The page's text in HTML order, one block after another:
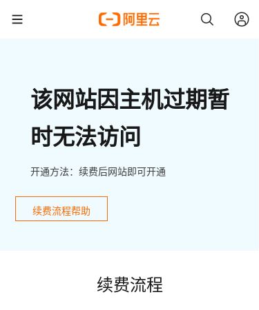
该网站因主机过期暂
时无法访问
开通方法：续费后网站即可开通
续费流程帮助
续费流程